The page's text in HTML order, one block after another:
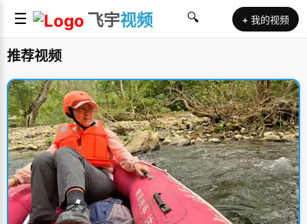
☰ 飞宇视频 🔍 + 我的视频
推荐视频